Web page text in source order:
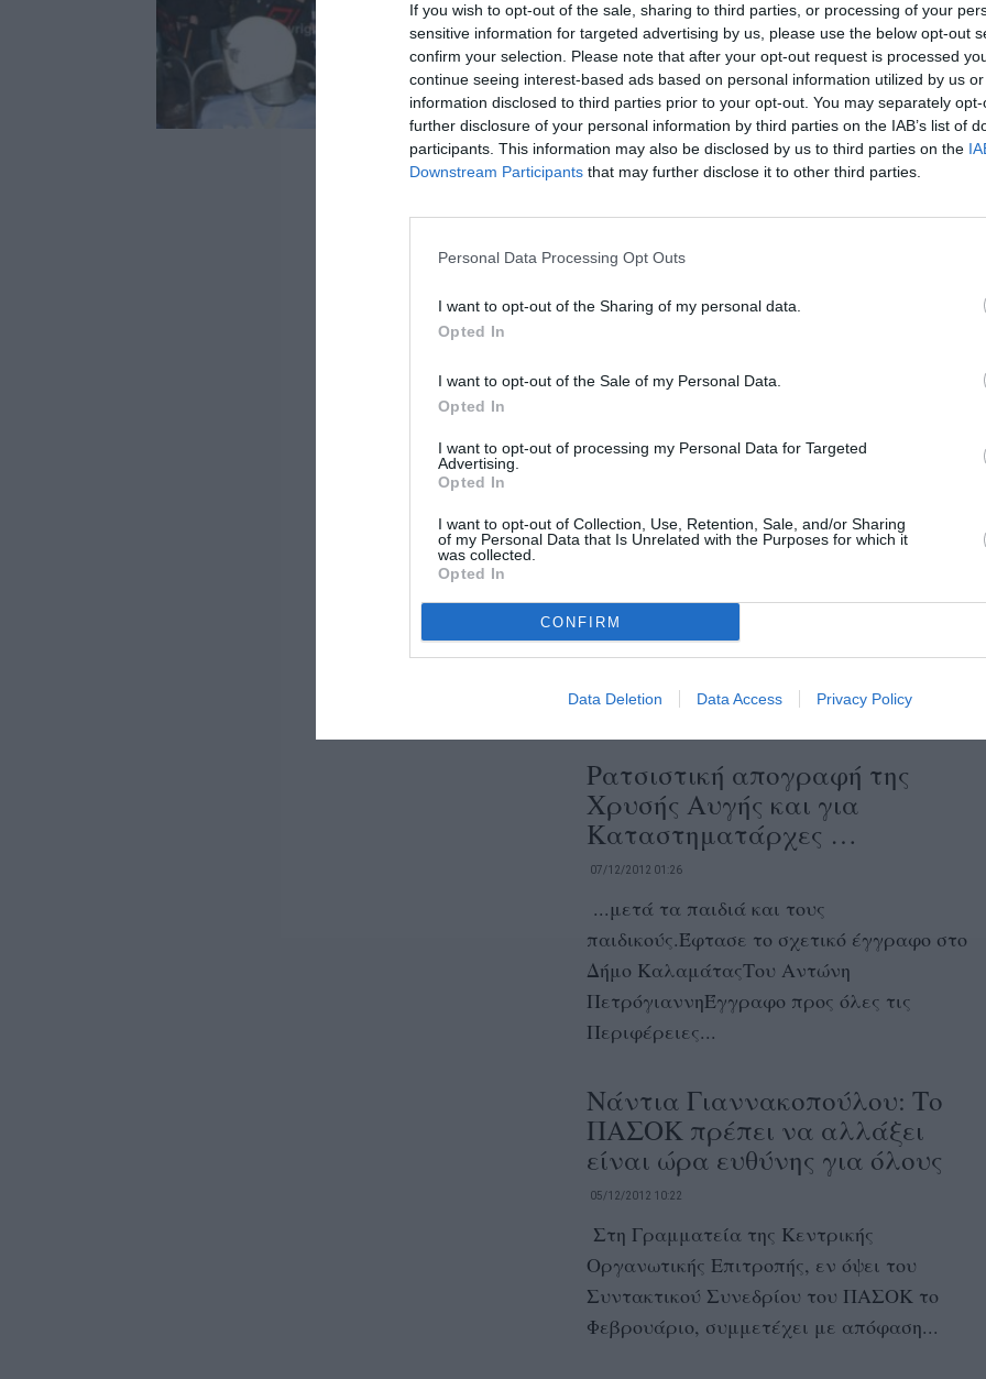
If you wish to opt-out of the sale, sharing to third parties, or processing of your
sensitive information for targeted advertising by us, please use the below opt-out
confirm your selection. Please note that after your opt-out request is processed
continue seeing interest-based ads based on personal information utilized by us
information disclosed to third parties prior to your opt-out. You may separately
further disclosure of your personal information by third parties on the IAB’s list of
participants. This information may also be disclosed by us to third parties on the
Downstream Participants that may further disclose it to other third parties.
Personal Data Processing Opt Outs
I want to opt-out of the Sharing of my personal data.
Opted In
I want to opt-out of the Sale of my Personal Data.
Opted In
I want to opt-out of processing my Personal Data for Targeted
Advertising.
Opted In
I want to opt-out of Collection, Use, Retention, Sale, and/or Sharing
of my Personal Data that Is Unrelated with the Purposes for which it
was collected.
Opted In
CONFIRM
Data Deletion Data Access Privacy Policy
Παρά την τρομοκρατία που άσκησε τις
τελευταίες ημέρες η Χρυσή Αυγή,
μοιράζοντας φυλλάδια στα καταστήματα
του κέντρου της...
Αντιφασιστική κίνηση
Καλαμάτας: «Έπεσαν οι
μάσκες…»
Με δυναμική αντιφασιστική συγκέντρωση
μνήμη του Αλέξη Γρηγορόπουλου. Η
τα προχθεσινά γεγονότα:
«Νιώθουμε απόλυτα
08/12/2012 00:50
Εις ό,τι αφορά τα γεγονότα της 6ης
έχουμε να πούμε τα εξής:1) Νιώθουμε...
Ρατσιστική απογραφή της
Χρυσής Αυγής και για
Καταστηματάρχες …
07/12/2012 01:26
...μετά τα παιδιά και τους
παιδικούς.Έφτασε το σχετικό έγγραφο στο
Δήμο ΚαλαμάταςΤου Αντώνη
ΠετρόγιαννηΈγγραφο προς όλες τις
Περιφέρειες...
Νάντια Γιαννακοπούλου: Το
ΠΑΣΟΚ πρέπει να αλλάξει
είναι ώρα ευθύνης για όλους
05/12/2012 10:22
Στη Γραμματεία της Κεντρικής
Οργανωτικής Επιτροπής, εν όψει του
Συντακτικού Συνεδρίου του ΠΑΣΟΚ το
Φεβρουάριο, συμμετέχει με απόφαση...